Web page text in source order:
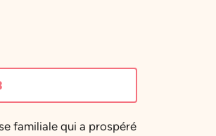
familiale qui a prospéré